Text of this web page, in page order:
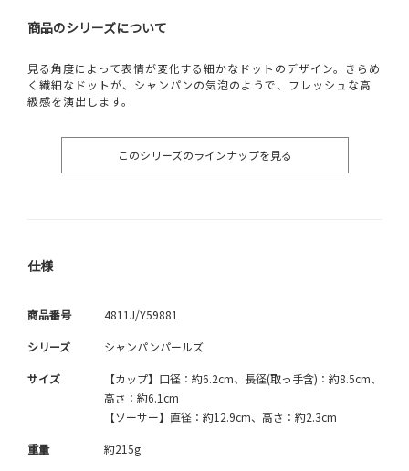
商品のシリーズについて
見る角度によって表情が変化する細かなドットのデザイン。きらめ
く繊細なドットが、シャンパンの気泡のようで、フレッシュな高
級感を演出します。
このシリーズのラインナップを見る
仕様
商品番号 4811J/Y59881
シリーズ シャンパンパールズ
サイズ
【カップ】口径：約6.2cm、長径(取っ手含)：約8.5cm、
高さ：約6.1cm
【ソーサー】直径：約12.9cm、高さ：約2.3cm
重量 約215g